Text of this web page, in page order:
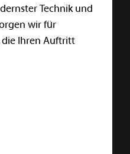
Technik und
wir für
die Ihren Auftritt